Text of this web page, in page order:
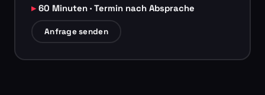
60 Minuten · Termin nach Absprache
Anfrage senden